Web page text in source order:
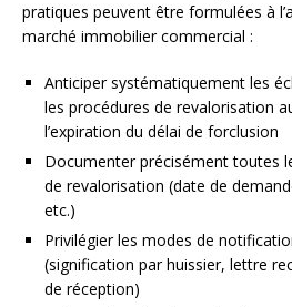
pratiques peuvent être formulées à
marché immobilier commercial :
Anticiper systématiquement les
les procédures de revalorisation
l’expiration du délai de forclusion
Documenter précisément toutes
de revalorisation (date de
etc.)
Privilégier les modes de
(signification par huissier, lettre
de réception)